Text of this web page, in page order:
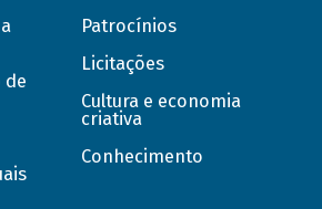
de
Patrocínios
Licitações
Cultura e economia
criativa
Conhecimento